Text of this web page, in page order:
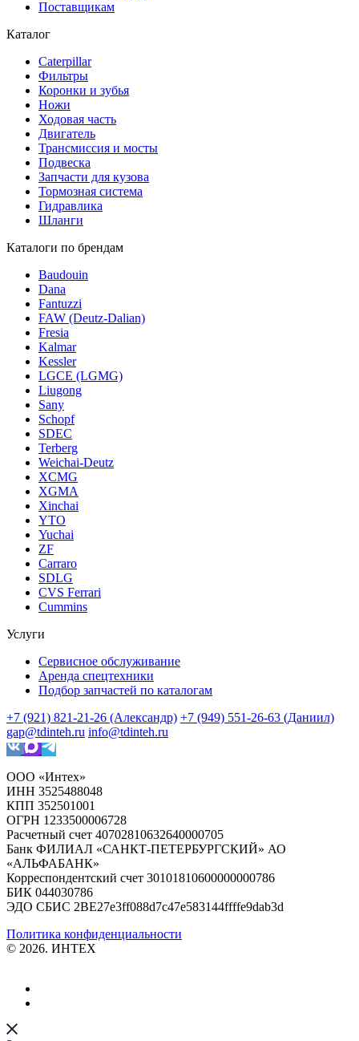
Поставщикам
Каталог
Caterpillar
Фильтры
Коронки и зубья
Ножи
Ходовая часть
Двигатель
Трансмиссия и мосты
Подвеска
Запчасти для кузова
Тормозная система
Гидравлика
Шланги
Каталоги по брендам
Baudouin
Dana
Fantuzzi
FAW (Deutz-Dalian)
Fresia
Kalmar
Kessler
LGCE (LGMG)
Liugong
Sany
Schopf
SDEC
Terberg
Weichai-Deutz
XCMG
XGMA
Xinchai
YTO
Yuchai
ZF
Carraro
SDLG
CVS Ferrari
Cummins
Услуги
Сервисное обслуживание
Аренда спецтехники
Подбор запчастей по каталогам
+7 (921) 821-21-26 (Александр) +7 (949) 551-26-63 (Даниил)
gap@tdinteh.ru info@tdinteh.ru
ООО «Интех»
ИНН 3525488048
КПП 352501001
ОГРН 1233500006728
Расчетный счет 40702810632640000705
Банк ФИЛИАЛ «САНКТ-ПЕТЕРБУРГСКИЙ» АО
«АЛЬФАБАНК»
Корреспондентский счет 30101810600000000786
БИК 044030786
ЭДО СБИС 2BE27e3ff088d7c47e583144ffffe9dab3d
Политика конфиденциальности
© 2026. ИНТЕХ